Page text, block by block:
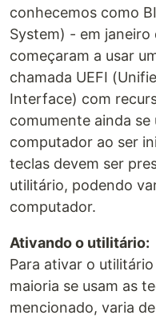
conhecemos como
System) - em
começaram a usar
chamada UEFI
Interface) com
comumente ainda se
computador ao ser
teclas devem ser
utilitário, podendo
computador.
Ativando o utilitário:
Para ativar o
maioria se usam as
mencionado, varia